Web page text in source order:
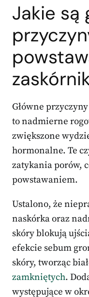
Jakie są
Główne
to nadmierne
zwiększone
hormonalne. Te
zatykania porów,
powstawaniem.
Ustalono, że
naskórka oraz
skóry blokują
efekcie sebum
skóry, tworząc
zamkniętych.
występujące w